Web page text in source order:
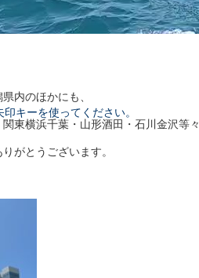
キーを使ってください。
内のほかにも、
東横浜千葉・山形酒田・石川金沢等々
がとうございます。